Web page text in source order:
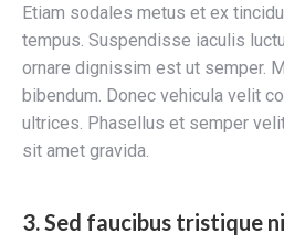
Etiam sodales metus et ex
tempus. Suspendisse iaculis
ornare dignissim est ut semper.
bibendum. Donec vehicula velit
ultrices. Phasellus et semper
sit amet gravida.
3. Sed faucibus tristique